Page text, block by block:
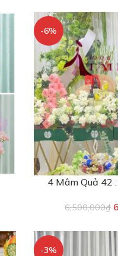
-6%
4 Mâm Quả 42
6,500,000₫
-3%